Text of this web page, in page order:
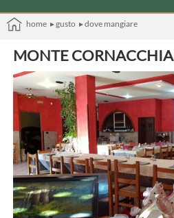
home ▸ gusto ▸ dove mangiare
MONTE CORNACCHIA